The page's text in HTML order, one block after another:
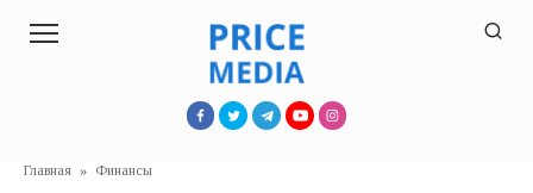
Главная » Финансы